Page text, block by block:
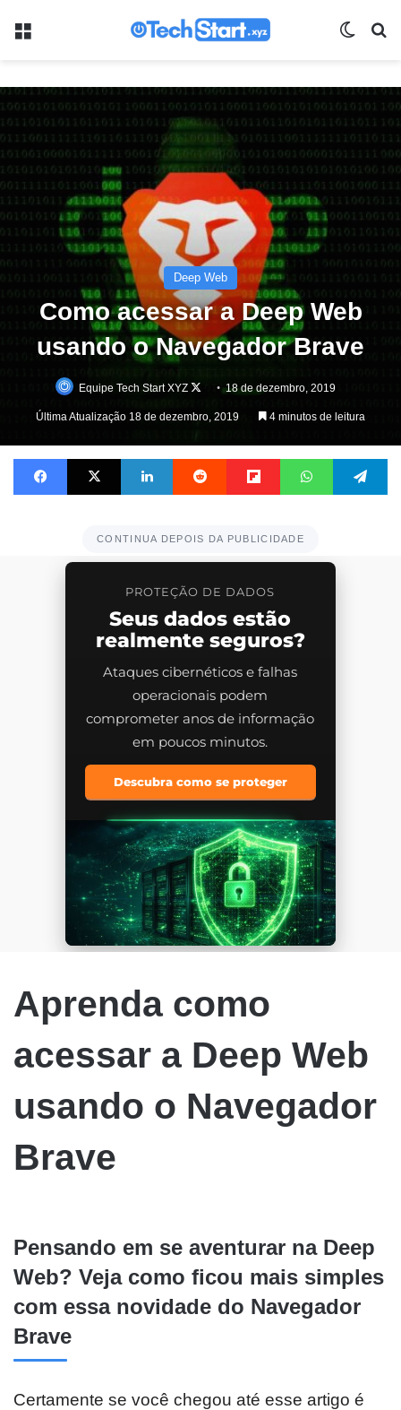
Deep Web
Como acessar a Deep Web
usando o Navegador Brave
Equipe Tech Start XYZ
Follow18 de dezembro, 2019
Última Atualização 18 de dezembro, 2019 4 minutos de leitura
Facebook X Linkedin Reddit Flipboard WhatsApp
CONTINUA DEPOIS DA PUBLICIDADE
PROTEÇÃO DE DADOS
Seus dados estão
realmente seguros?
Ataques cibernéticos e falhas
operacionais podem
comprometer anos de informação
em poucos minutos.
Descubra como se proteger
Aprenda como
acessar a Deep Web
usando o Navegador
Brave
Pensando em se aventurar na Deep
Web? Veja como ficou mais simples
com essa novidade do Navegador
Brave
Certamente se você chegou até esse artigo é